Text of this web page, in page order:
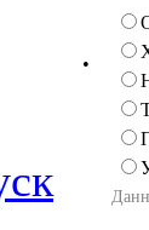
•